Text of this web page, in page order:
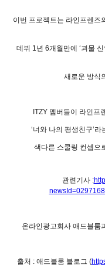
이번 프로젝트는 라인프렌즈
데뷔 1년 6개월만에 ‘괴물
새로운 방식
ITZY 멤버들이 라인프
‘너와 나의 평생친구’
색다른 스쿨링 컨셉으
관련기사 :
온라인광고회사 애드블룸
출처 : 애드블룸 블로그 (